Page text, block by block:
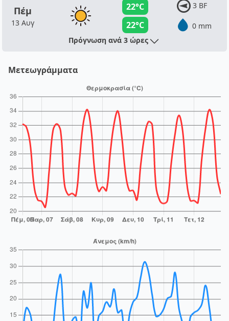
Πέμ
13 Αυγ
22°C
22°C
3 BF
0 mm
Πρόγνωση ανά 3 ώρες
Μετεωγράμματα